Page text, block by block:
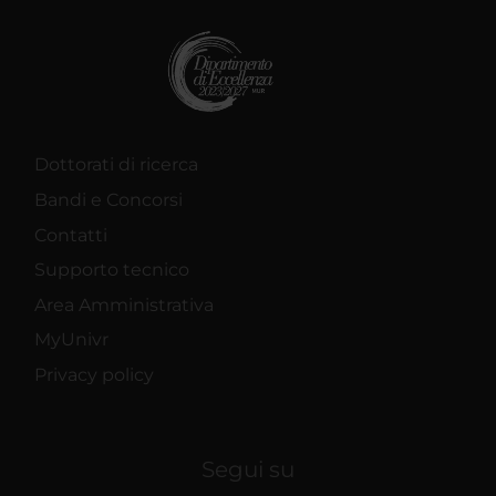
Dottorati di ricerca
Bandi e Concorsi
Contatti
Supporto tecnico
Area Amministrativa
MyUnivr
Privacy policy
Segui su